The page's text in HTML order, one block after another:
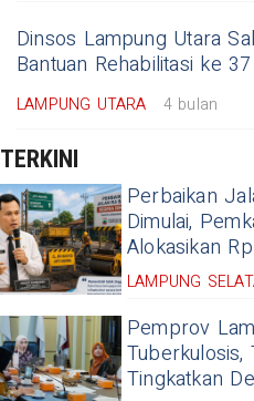
Dinsos Lampung Utara
Bantuan Rehabilitasi ke
LAMPUNG UTARA 4 bulan
TERKINI
Perbaikan
Dimulai,
Alokasikan
LAMPUNG
Pemprov
Tuberkulosis,
Tingkatkan